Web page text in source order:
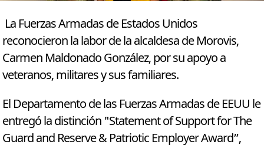
La Fuerzas Armadas de Estados Unidos
reconocieron la labor de la alcaldesa de Morovis,
Carmen Maldonado González, por su apoyo a
veteranos, militares y sus familiares.
El Departamento de las Fuerzas Armadas de EEUU le
entregó la distinción "Statement of Support for The
Guard and Reserve & Patriotic Employer Award”,